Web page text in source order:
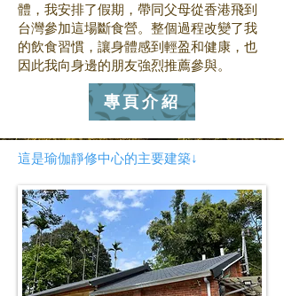
體，我安排了假期，帶同父母從香港飛到
台灣參加這場斷食營。整個過程改變了我
的飲食習慣，讓身體感到輕盈和健康，也
因此我向身邊的朋友強烈推薦參與。
專頁介紹
這是瑜伽靜修中心的主要建築↓